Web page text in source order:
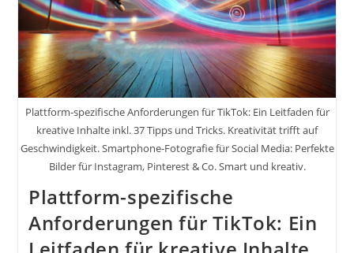
Plattform-spezifische Anforderungen für TikTok: Ein Leitfaden für
kreative Inhalte inkl. 37 Tipps und Tricks. Kreativität trifft auf
Geschwindigkeit. Smartphone-Fotografie für Social Media: Perfekte
Bilder für Instagram, Pinterest & Co. Smart und kreativ.
Plattform-spezifische
Anforderungen für TikTok: Ein